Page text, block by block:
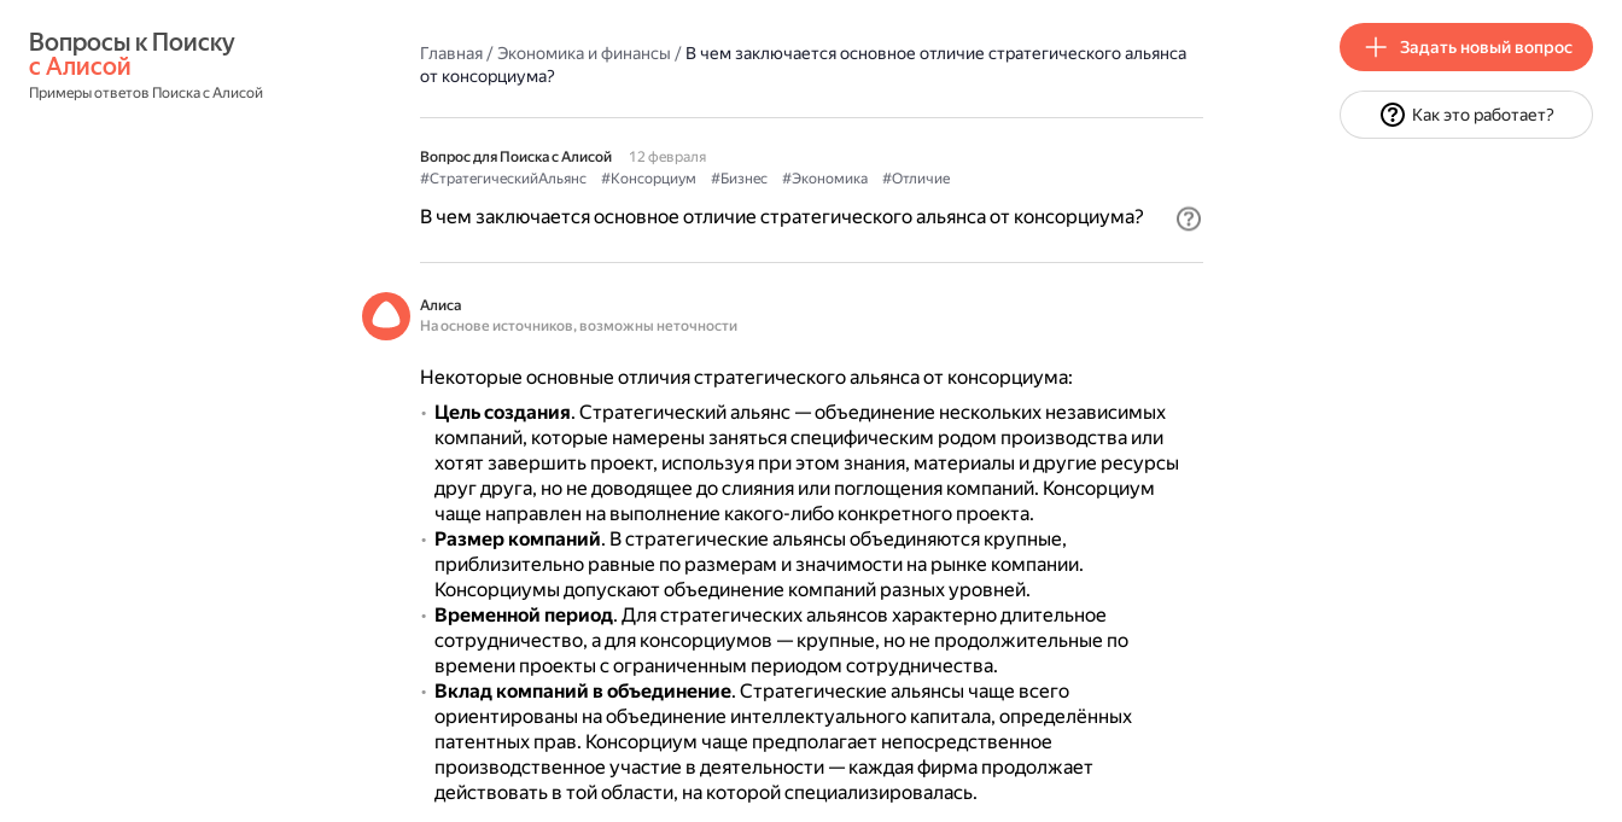
с Алисой
Примеры ответов Поиска с Алисой
Главная/Экономика и финансы / В чем заключается основное отличие стратегического альянса
от консорциума?
Вопрос для Поиска с Алисой
12 февраля
#СтратегическийАльянс
#Консорциум #Бизнес #Экономика #Отличие
В чем заключается основное отличие стратегического альянса от консорциума?
Алиса
На основе источников, возможны неточности
Некоторые основные отличия стратегического альянса от консорциума:
Цель создания. Стратегический альянс — объединение нескольких независимых
компаний, которые намерены заняться специфическим родом производства или
хотят завершить проект, используя при этом знания, материалы и другие ресурсы
друг друга, но не доводящее до слияния или поглощения компаний. Консорциум
чаще направлен на выполнение какого-либо конкретного проекта.
Размер компаний. В стратегические альянсы объединяются крупные,
приблизительно равные по размерам и значимости на рынке компании.
Консорциумы допускают объединение компаний разных уровней.
Временной период. Для стратегических альянсов характерно длительное
сотрудничество, а для консорциумов — крупные, но не продолжительные по
времени проекты с ограниченным периодом сотрудничества.
Вклад компаний в объединение. Стратегические альянсы чаще всего
ориентированы на объединение интеллектуального капитала, определённых
патентных прав. Консорциум чаще предполагает непосредственное
производственное участие в деятельности — каждая фирма продолжает
действовать в той области, на которой специализировалась.
Задать новый вопрос
Как это работает?